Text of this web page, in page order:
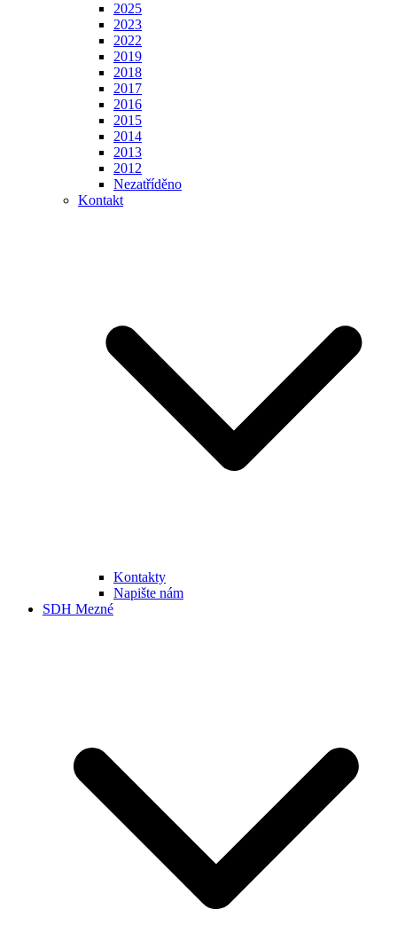
2025
2023
2022
2019
2018
2017
2016
2015
2014
2013
2012
Nezatříděno
Kontakt
Kontakty
Napište nám
SDH Mezné